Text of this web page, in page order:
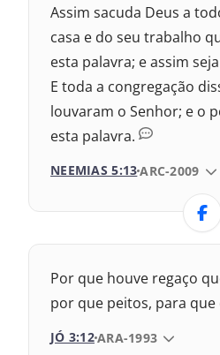
Nova Versão Internacional
2017 – Nova Almeida
1969 – Almeida Revisada e
1993 – Almeida Revisada e
Assim sacuda Deus a
casa e do seu trabalho
esta palavra; e assim
E toda a congregação
louvaram o Senhor; e o
esta palavra.
NEEMIAS 5:13 VERSÃO DA BÍBLIA
ARC-2009
VERSÃO
Nova Versão Internacional
2017 – Nova Almeida
Por que houve regaço
por que peitos, para que
JÓ 3:12 VERSÃO DA BÍBLIA
ARA-1993